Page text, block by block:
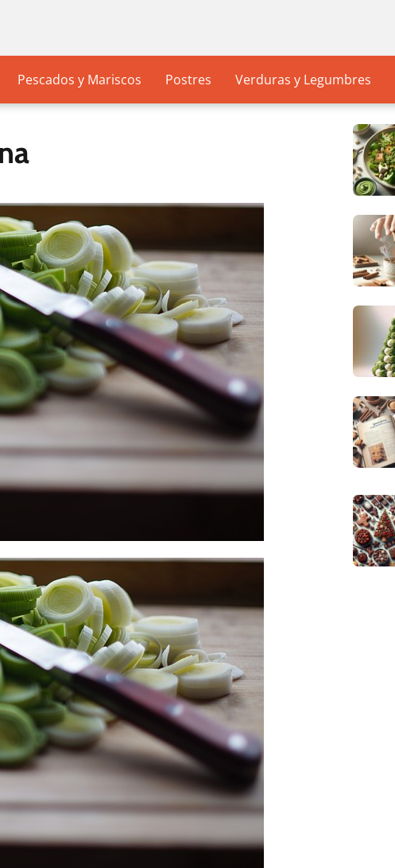
Pescados y Mariscos Postres Verduras y Legumbres